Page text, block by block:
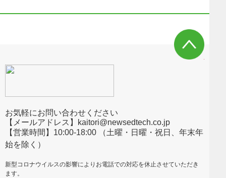
お気軽にお問い合わせください
【メールアドレス】kaitori@newsedtech.co.jp
【営業時間】10:00-18:00 （土曜・日曜・祝日、年末年
始を除く）
新型コロナウイルスの影響によりお電話での対応を休止させていただき
ます。